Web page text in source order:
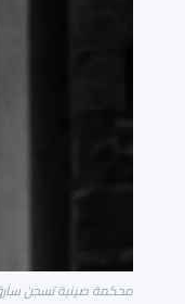
محكمة صينية تسجن سارق بيتكوين لمدة 11